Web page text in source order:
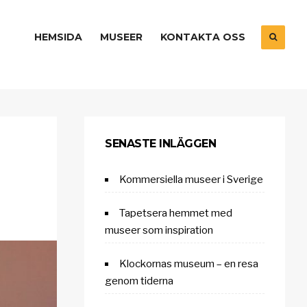
HEMSIDA MUSEER KONTAKTA OSS
SENASTE INLÄGGEN
Kommersiella museer i Sverige
Tapetsera hemmet med
museer som inspiration
Klockornas museum – en resa
genom tiderna